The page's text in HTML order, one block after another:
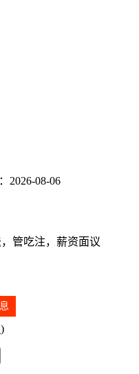
2026-08-06
管吃注，薪资面议
)